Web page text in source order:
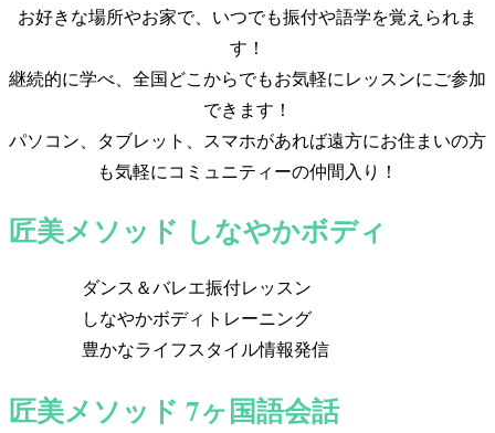
お好きな場所やお家で、いつでも振付や語学を覚えられま
す！
継続的に学べ、全国どこからでもお気軽にレッスンにご参加
できます！
パソコン、タブレット、スマホがあれば遠方にお住まいの方
も気軽にコミュニティーの仲間入り！
匠美メソッド しなやかボディ
ダンス＆バレエ振付レッスン
しなやかボディトレーニング
豊かなライフスタイル情報発信
匠美メソッド 7ヶ国語会話